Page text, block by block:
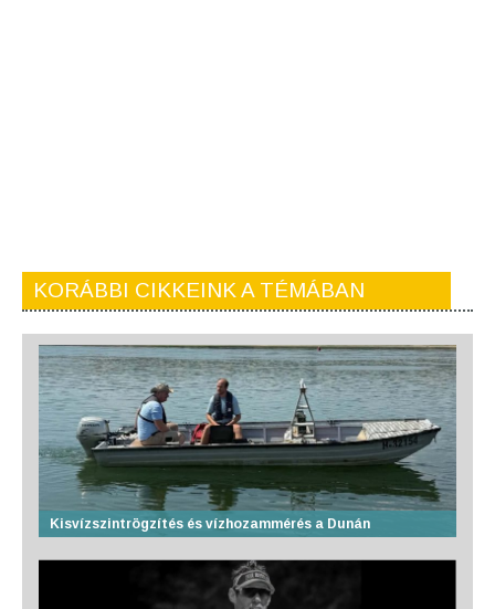
KORÁBBI CIKKEINK A TÉMÁBAN
Kisvízszintrögzítés és vízhozammérés a Dunán